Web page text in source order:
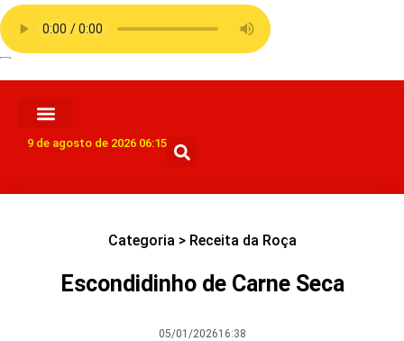
9 de agosto de 2026 06:15
Categoria > Receita da Roça
Escondidinho de Carne Seca
05/01/202616:38